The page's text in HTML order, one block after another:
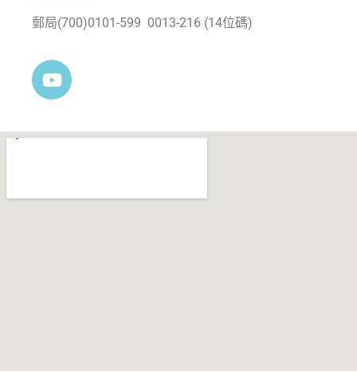
郵局(700)0101-599 0013-216 (14位碼)